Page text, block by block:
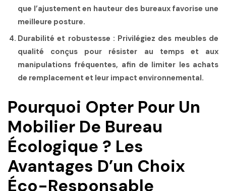
que l’ajustement en hauteur des bureaux favorise une
meilleure posture.
Durabilité et robustesse : Privilégiez des meubles de
qualité conçus pour résister au temps et aux
manipulations fréquentes, afin de limiter les achats
de remplacement et leur impact environnemental.
Pourquoi Opter Pour Un
Mobilier De Bureau
Écologique ? Les
Avantages D’un Choix
Éco-Responsable